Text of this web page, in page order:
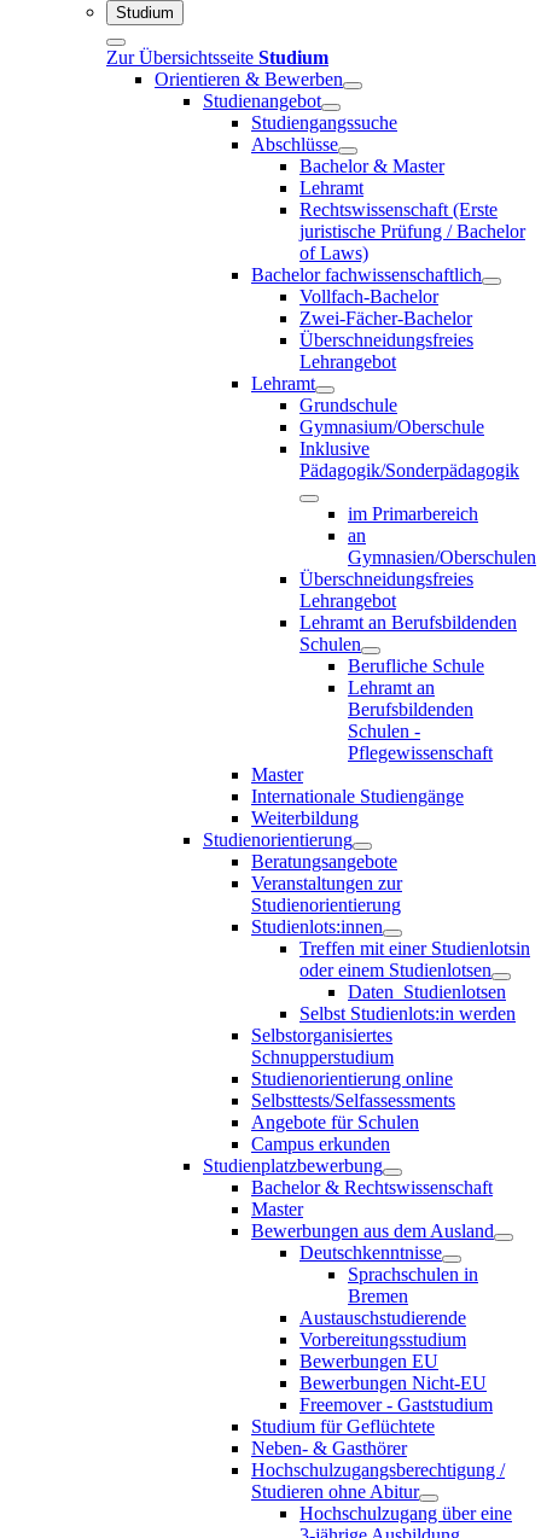
Studium
Zur Übersichtsseite Studium
Orientieren & Bewerben
Studienangebot
Studiengangssuche
Abschlüsse
Bachelor & Master
Lehramt
Rechtswissenschaft (Erste
juristische Prüfung / Bachelor
of Laws)
Bachelor fachwissenschaftlich
Vollfach-Bachelor
Zwei-Fächer-Bachelor
Überschneidungsfreies
Lehrangebot
Lehramt
Grundschule
Gymnasium/Oberschule
Inklusive
Pädagogik/Sonderpädagogik
im Primarbereich
an
Gymnasien/Oberschulen
Überschneidungsfreies
Lehrangebot
Lehramt an Berufsbildenden
Schulen
Berufliche Schule
Lehramt an
Berufsbildenden
Schulen -
Pflegewissenschaft
Master
Internationale Studiengänge
Weiterbildung
Studienorientierung
Beratungsangebote
Veranstaltungen zur
Studienorientierung
Studienlots:innen
Treffen mit einer Studienlotsin
oder einem Studienlotsen
Daten_Studienlotsen
Selbst Studienlots:in werden
Selbstorganisiertes
Schnupperstudium
Studienorientierung online
Selbsttests/Selfassessments
Angebote für Schulen
Campus erkunden
Studienplatzbewerbung
Bachelor & Rechtswissenschaft
Master
Bewerbungen aus dem Ausland
Deutschkenntnisse
Sprachschulen in
Bremen
Austauschstudierende
Vorbereitungsstudium
Bewerbungen EU
Bewerbungen Nicht-EU
Freemover - Gaststudium
Studium für Geflüchtete
Neben- & Gasthörer
Hochschulzugangsberechtigung /
Studieren ohne Abitur
Hochschulzugang über eine